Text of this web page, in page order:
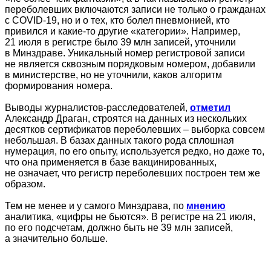
переболевших включаются записи не только о гражданах
с COVID-19, но и о тех, кто болел пневмонией, кто
привился и какие-то другие «категории». Например,
21 июля в регистре было 39 млн записей, уточнили
в Минздраве. Уникальный номер регистровой записи
не является сквозным порядковым номером, добавили
в министерстве, но не уточнили, каков алгоритм
формирования номера.
Выводы журналистов-расследователей, отметил
Александр Драган, строятся на данных из нескольких
десятков сертификатов переболевших – выборка совсем
небольшая. В базах данных такого рода сплошная
нумерация, по его опыту, используется редко, но даже то,
что она применяется в базе вакцинированных,
не означает, что регистр переболевших построен тем же
образом.
Тем не менее и у самого Минздрава, по мнению
аналитика, «цифры не бьются». В регистре на 21 июля,
по его подсчетам, должно быть не 39 млн записей,
а значительно больше.